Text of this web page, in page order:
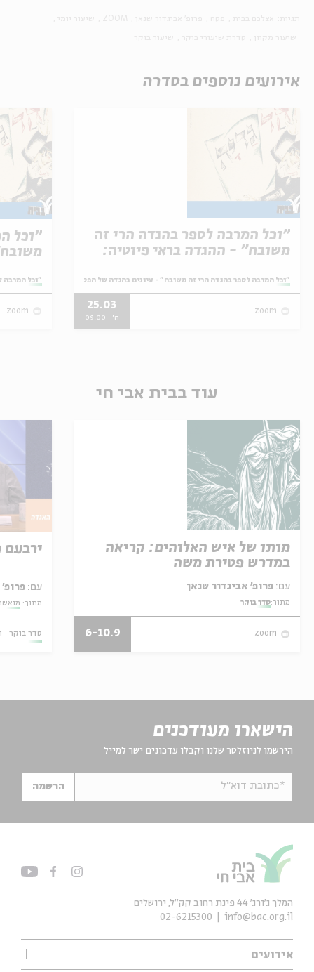
אירועים נוספים בסדרה
"וכל המרבה לספר בהגדה הרי זה
משובח" - ההגדה בראי פיוטיה:
מתוך:
"וכל המרבה לספר בהגדה הרי זה משובח" - עיונים בהגדה של הפסח עם פרופ' אביגדור שנאן
zoom
25.03
ה' | 09:00
"וכל
מתוך:
"וכל המרבה
zoom
עוד בבית אבי חי
מותו של איש האלוהים: קריאה
במדרש פטירת משה
עם:
מתוך:סדר בוקר
zoom
6-10.9
ירבעם
עם: פרופ'
מתוך:
סדר בוקר
הישארו מעודכנים
הירשמו לניוזלטר שלנו וקבלו עדכונים ישר למייל
*כתובת דוא"ל הרשמה
אירועים
המלך ג'ורג' 44 פינת רחוב קק״ל, ירושלים
info@bac.org.il
02-6215300